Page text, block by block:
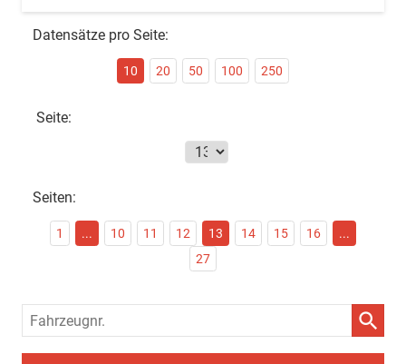
Datensätze pro Seite:
10 20 50 100 250
Seite:
Seiten:
1 ... 10 11 12 13 14 15 16
...
27
Fahrzeugnr.